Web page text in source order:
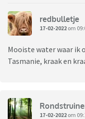
redbulletje
17-02-2022 om
Mooiste water waar ik
Tasmanie, kraak en
17-02-2022 om